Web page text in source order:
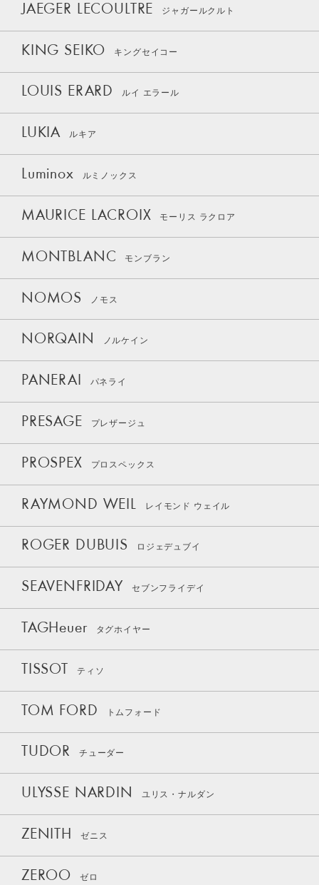
JAEGER LECOULTRE ジャガールクルト
KING SEIKO キングセイコー
LOUIS ERARD ルイ エラール
LUKIA ルキア
Luminox ルミノックス
MAURICE LACROIX モーリス ラクロア
MONTBLANC モンブラン
NOMOS ノモス
NORQAIN ノルケイン
PANERAI パネライ
PRESAGE プレザージュ
PROSPEX プロスペックス
RAYMOND WEIL レイモンド ウェイル
ROGER DUBUIS ロジェデュブイ
SEAVENFRIDAY セブンフライデイ
TAGHeuer タグホイヤー
TISSOT ティソ
TOM FORD トムフォード
TUDOR チューダー
ULYSSE NARDIN ユリス・ナルダン
ZENITH ゼニス
ZEROO ゼロ